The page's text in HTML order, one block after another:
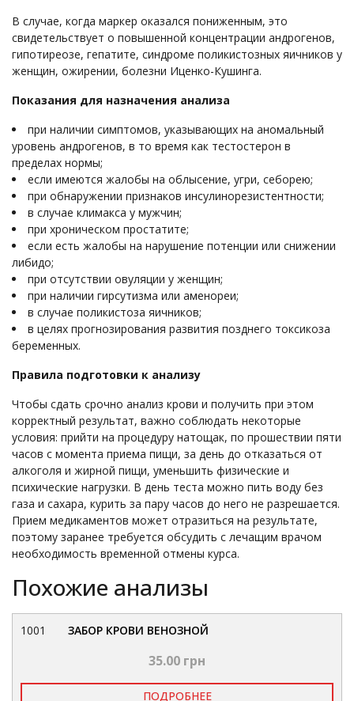
В случае, когда маркер оказался пониженным, это
свидетельствует о повышенной концентрации андрогенов,
гипотиреозе, гепатите, синдроме поликистозных яичников у
женщин, ожирении, болезни Иценко-Кушинга.
Показания для назначения анализа
при наличии симптомов, указывающих на аномальный
уровень андрогенов, в то время как тестостерон в
пределах нормы;
если имеются жалобы на облысение, угри, себорею;
при обнаружении признаков инсулинорезистентности;
в случае климакса у мужчин;
при хроническом простатите;
если есть жалобы на нарушение потенции или снижении
либидо;
при отсутствии овуляции у женщин;
при наличии гирсутизма или аменореи;
в случае поликистоза яичников;
в целях прогнозирования развития позднего токсикоза
беременных.
Правила подготовки к анализу
Чтобы сдать срочно анализ крови и получить при этом
корректный результат, важно соблюдать некоторые
условия: прийти на процедуру натощак, по прошествии пяти
часов с момента приема пищи, за день до отказаться от
алкоголя и жирной пищи, уменьшить физические и
психические нагрузки. В день теста можно пить воду без
газа и сахара, курить за пару часов до него не разрешается.
Прием медикаментов может отразиться на результате,
поэтому заранее требуется обсудить с лечащим врачом
необходимость временной отмены курса.
Похожие анализы
1001 ЗАБОР КРОВИ ВЕНОЗНОЙ
35.00 грн
ПОДРОБНЕЕ